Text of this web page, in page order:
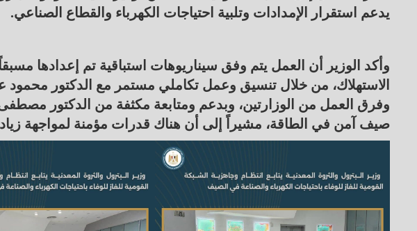
يدعم استقرار الإمدادات وتلبية احتياجات الكهرباء والقطاع الصناعي.
وأكد الوزير أن العمل يتم وفق سيناريوهات استباقية تم إعدادها
الاستهلاك، من خلال تنسيق وعمل تكاملي مستمر مع الدكتور محمود
وفرق العمل من الوزارتين، وبدعم ومتابعة مكثفة من الدكتور
صيف آمن في الطاقة، مشيراً إلى أن هناك قدرات مؤمنة لمواجهة